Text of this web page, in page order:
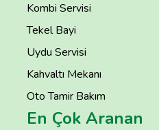
Kombi Servisi
Tekel Bayi
Uydu Servisi
Kahvaltı Mekanı
Oto Tamir Bakım
En Çok Aranan